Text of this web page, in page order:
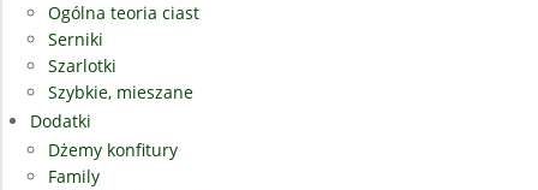
Ogólna teoria ciast
Serniki
Szarlotki
Szybkie, mieszane
Dodatki
Dżemy konfitury
Family